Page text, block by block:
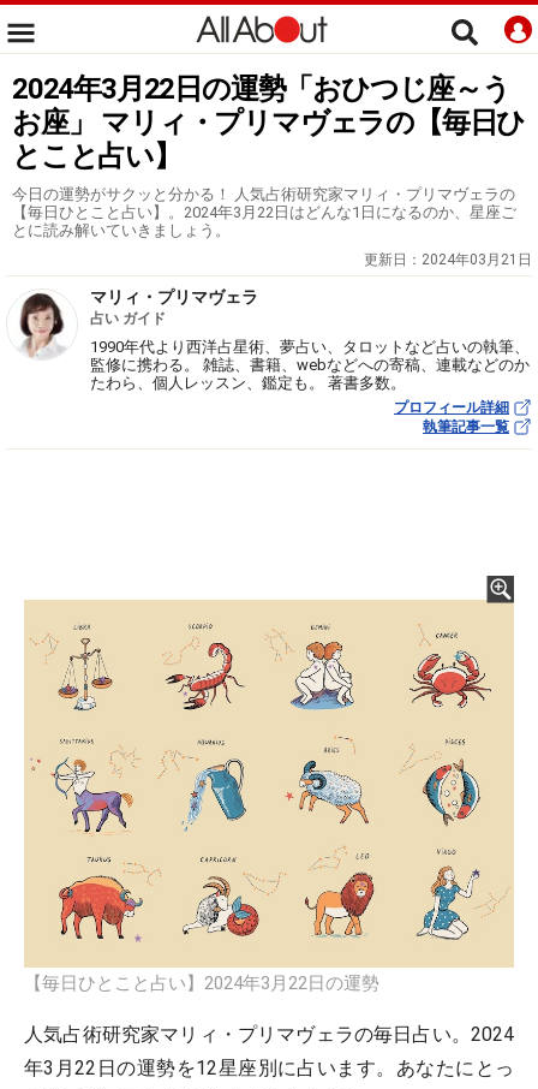
2024年3月22日の運勢「おひつじ座～う
お座」 マリィ・プリマヴェラの【毎日ひ
とこと占い】
今日の運勢がサクッと分かる！ 人気占術研究家マリィ・プリマヴェラの
【毎日ひとこと占い】。2024年3月22日はどんな1日になるのか、星座ご
とに読み解いていきましょう。
更新日： 2024年03月21日
マリィ・プリマヴェラ
占い ガイド
1990年代より西洋占星術、夢占い、タロットなど占いの執筆、
監修に携わる。 雑誌、書籍、webなどへの寄稿、連載などのか
たわら、個人レッスン、鑑定も。 著書多数。
プロフィール詳細
執筆記事一覧
【毎日ひとこと占い】2024年3月22日の運勢
人気占術研究家マリィ・プリマヴェラの毎日占い。2024
年3月22日の運勢を12星座別に占います。あなたにとっ